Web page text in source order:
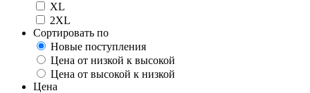
XL
2XL
Сортировать по
Новые поступления
Цена от низкой к высокой
Цена от высокой к низкой
Цена